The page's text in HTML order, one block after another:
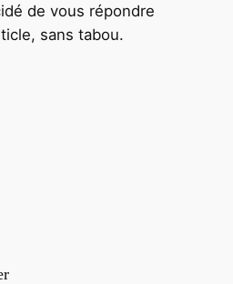
de vous répondre
sans tabou.